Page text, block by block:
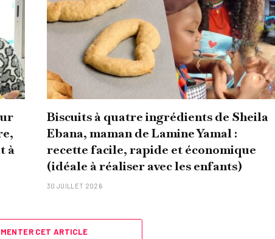
à
Biscuits à quatre ingrédients de Sheila
Ebana, maman de Lamine Yamal :
recette facile, rapide et économique
(idéale à réaliser avec les enfants)
30 JUILLET 2026
CET ARTICLE